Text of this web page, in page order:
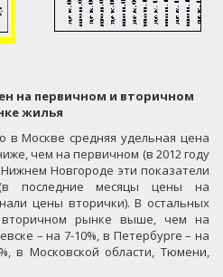
на первичном и вторичном
жилья
в Москве средняя удельная цена
чем на первичном (в 2012 году
Новгороде эти показатели
последние месяцы цены на
цены вторички). В остальных
рынке выше, чем на
– на 7-10%, в Петербурге – на
в Московской области, Тюмени,